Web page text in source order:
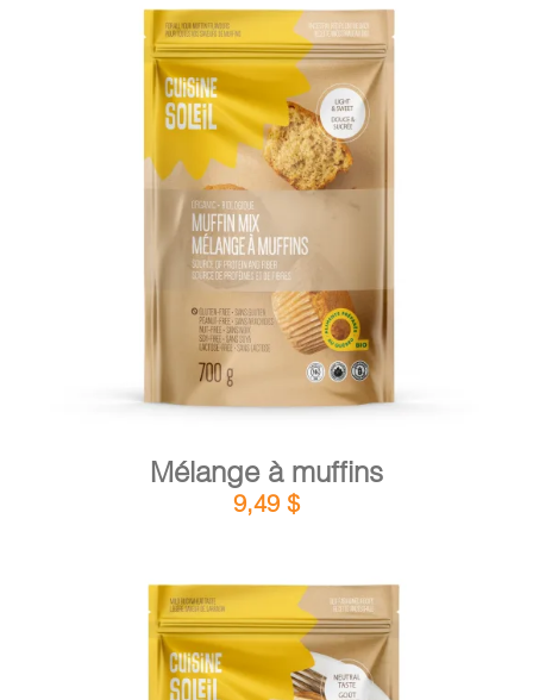
AJOUTER AU PANIER
Mélange à muffins
9,49 $